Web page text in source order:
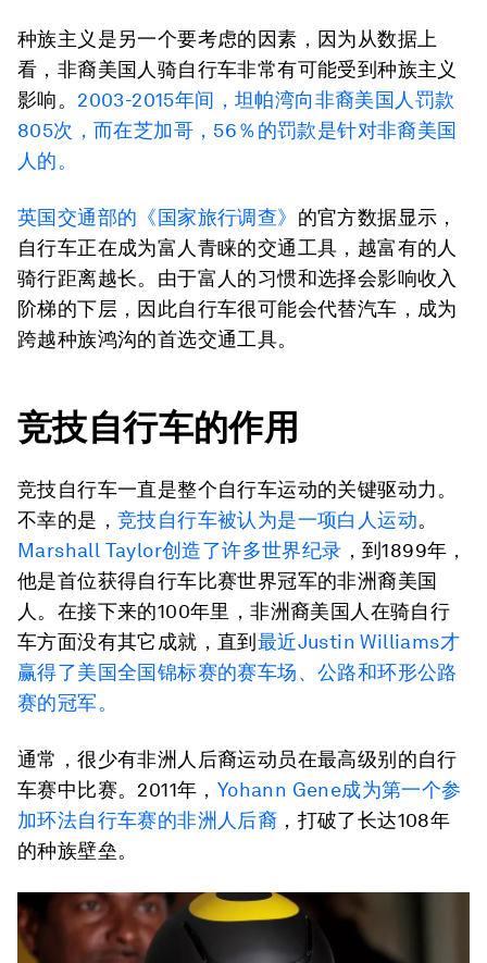
种族主义是另一个要考虑的因素，因为从数据上
看，非裔美国人骑自行车非常有可能受到种族主义
影响。 2003-2015年间，坦帕湾向非裔美国人罚款
805次，而在芝加哥，56％的罚款是针对非裔美国
人的。
英国交通部的《国家旅行调查》 的官方数据显示，
自行车正在成为富人青睐的交通工具，越富有的人
骑行距离越长。由于富人的习惯和选择会影响收入
阶梯的下层，因此自行车很可能会代替汽车，成为
跨越种族鸿沟的首选交通工具。
竞技自行车的作用
竞技自行车一直是整个自行车运动的关键驱动力。
不幸的是， 竞技自行车被认为是一项白人运动。
Marshall Taylor创造了许多世界纪录 ，到1899年，
他是首位获得自行车比赛世界冠军的非洲裔美国
人。在接下来的100年里，非洲裔美国人在骑自行
车方面没有其它成就，直到 最近Justin Williams才
赢得了美国全国锦标赛的赛车场、公路和环形公路
赛的冠军。
通常，很少有非洲人后裔运动员在最高级别的自行
车赛中比赛。2011年， Yohann Gene成为第一个参
加环法自行车赛的非洲人后裔 ，打破了长达108年
的种族壁垒。